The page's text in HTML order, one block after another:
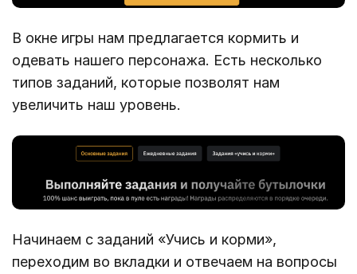
В окне игры нам предлагается кормить и
одевать нашего персонажа. Есть несколько
типов заданий, которые позволят нам
увеличить наш уровень.
Начинаем с заданий «Учись и корми»,
переходим во вкладки и отвечаем на вопросы